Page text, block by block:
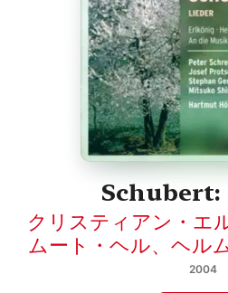
Schubert:
クリスティアン・エ
ムート・ヘル、 ヘル
2004